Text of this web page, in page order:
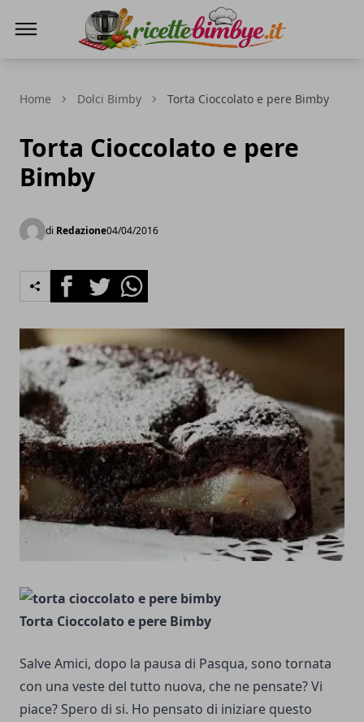
Home Dolci Bimby Torta Cioccolato e pere Bimby
Torta Cioccolato e pere
Bimby
di Redazione04/04/2016
FacebookTwitterWhatsapp
Torta Cioccolato e pere Bimby
Salve Amici, dopo la pausa di Pasqua, sono tornata
con una veste del tutto nuova, che ne pensate? Vi
piace? Spero di si. Ho pensato di iniziare questo